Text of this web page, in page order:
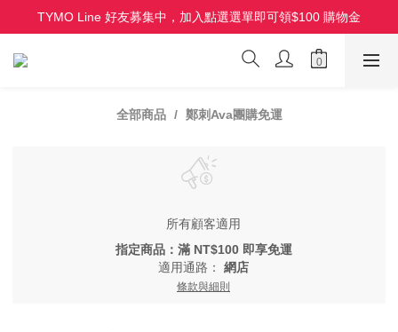
HOLO 3D 水潤離子夾 全新上市 首批限量
TYMO Line 好友募集中，加入點選選單即可領$100 購物金
HOLO 3D 水潤離子夾 全新上市 首批限量
全部商品 鄭刺Ava團購免運
所有顧客適用
指定商品：滿 NT$100 即享免運
適用通路： 網店
條款與細則